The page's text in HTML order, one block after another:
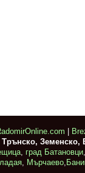
Трънско,
град Батановци
, Мърчаево,